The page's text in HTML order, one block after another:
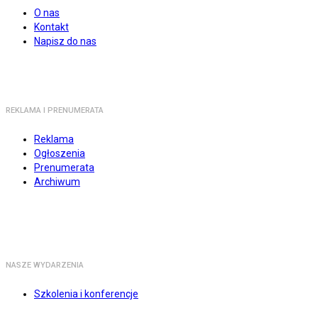
O nas
Kontakt
Napisz do nas
REKLAMA I PRENUMERATA
Reklama
Ogłoszenia
Prenumerata
Archiwum
NASZE WYDARZENIA
Szkolenia i konferencje